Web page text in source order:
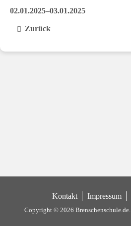
02.01.2025–03.01.2025
Zurück
Copyright © 2026 Brenschenschule.de.
Kontakt Impressum